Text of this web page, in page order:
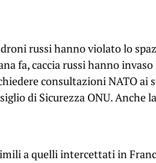
russi hanno violato lo
fa, caccia russi hanno
consultazioni NATO ai
di Sicurezza ONU. Anche
a quelli intercettati in